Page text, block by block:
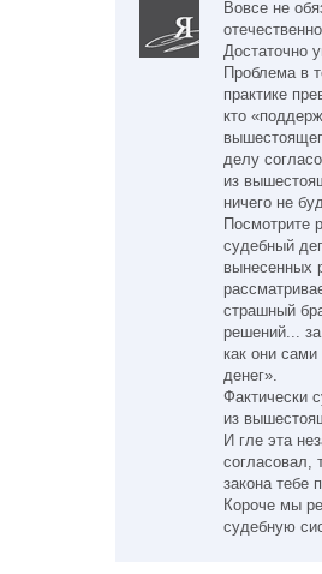
Вовсе не
Достаточно
Проблема в
практике
кто
делу
из
ничего не
Посмотрите
судебный
вынесенных
страшный
решений...
как они
денег».
Фактически
из
И гле эта
согласовал,
закона тебе
Короче мы
судебную